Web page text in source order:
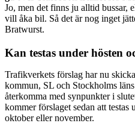
Jo, men det finns ju alltid bussar,
vill åka bil. Så det är nog inget
Bratwurst.
Kan testas under hösten
Trafikverkets förslag har nu
kommun, SL och Stockholms
återkomma med synpunkter i
kommer förslaget sedan att testas
oktober eller november.